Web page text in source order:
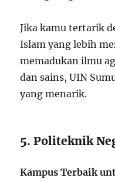
Jika kamu tertarik
Islam yang lebih
memadukan ilmu
dan sains, UIN
yang menarik.
5. Politeknik
Kampus Terbaik